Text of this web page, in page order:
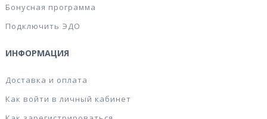
Бонусная программа
Подключить ЭДО
ИНФОРМАЦИЯ
Доставка и оплата
Как войти в личный кабинет